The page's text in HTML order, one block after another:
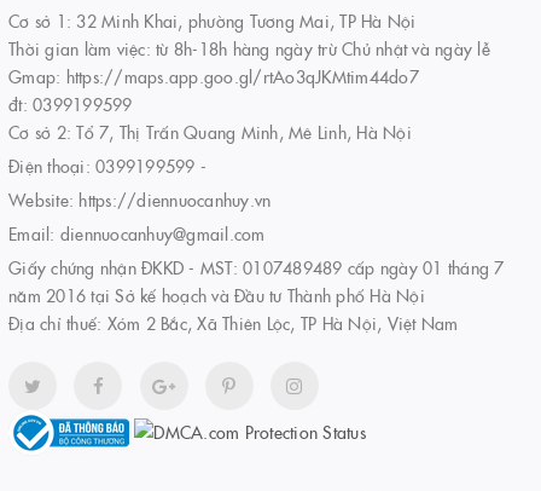
Cơ sở 1: 32 Minh Khai, phường Tương Mai, TP Hà Nội
Thời gian làm việc: từ 8h-18h hàng ngày trừ Chủ nhật và ngày lễ
Gmap: https://maps.app.goo.gl/rtAo3qJKMtim44do7
đt: 0399199599
Cơ sở 2: Tổ 7, Thị Trấn Quang Minh, Mê Linh, Hà Nội
Điện thoại: 0399199599 -
Website: https://diennuocanhuy.vn
Email: diennuocanhuy@gmail.com
Giấy chứng nhận ĐKKD - MST: 0107489489 cấp ngày 01 tháng 7
năm 2016 tại Sở kế hoạch và Đầu tư Thành phố Hà Nội
Địa chỉ thuế: Xóm 2 Bắc, Xã Thiên Lộc, TP Hà Nội, Việt Nam